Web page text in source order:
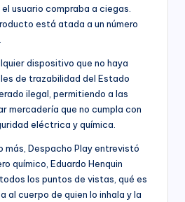
usuario compraba a ciegas.
está atada a un número
dispositivo que no haya
de trazabilidad del Estado
ilegal, permitiendo a las
mercadería que no cumpla con
eléctrica y química.
más, Despacho Play entrevistó
químico, Eduardo Henquin
los puntos de vistas, qué es
al cuerpo de quien lo inhala y la